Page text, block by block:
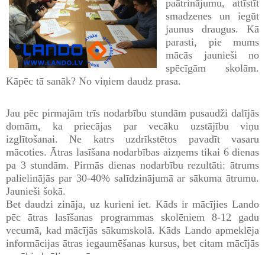
paātrinājumu, attīstīt
smadzenes un iegūt
jaunus draugus. Kā
parasti, pie mums
mācās jaunieši no
spēcīgām skolām.
Kāpēc tā sanāk? No viņiem daudz prasa.
Jau pēc pirmajām trīs nodarbību stundām pusaudži dalījās
domām, ka priecājas par vecāku uzstājību viņu
izglītošanai. Ne katrs uzdrīkstētos pavadīt vasaru
mācoties. Ātras lasīšana nodarbības aizņems tikai 6 dienas
pa 3 stundām. Pirmās dienas nodarbību rezultāti: ātrums
palielinājās par 30-40% salīdzinājumā ar sākuma ātrumu.
Jaunieši šokā.
Bet daudzi zināja, uz kurieni iet. Kāds ir mācījies Lando
pēc ātras lasīšanas programmas skolēniem 8-12 gadu
vecumā, kad mācījās sākumskolā. Kāds Lando apmeklēja
informācijas ātras iegaumēšanas kursus, bet citam mācījās